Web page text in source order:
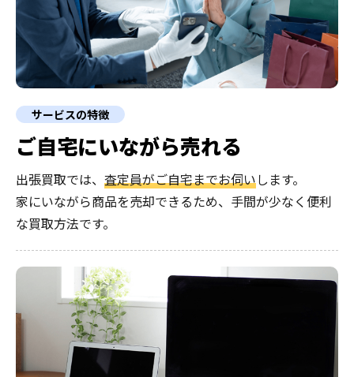
サービスの特徴
ご自宅にいながら売れる
出張買取では、 査定員がご自宅までお伺いします。
家にいながら商品を売却できるため、手間が少なく便利
な買取方法です。